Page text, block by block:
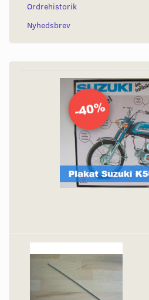
Ordrehistorik
Nyhedsbrev